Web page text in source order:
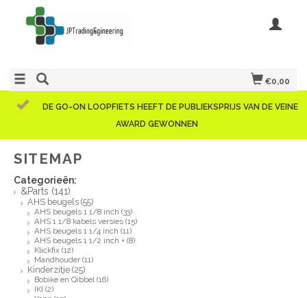
€0,00
DE GO-ON LOOPFIETS HEEFT DE PUBLIEKSPRIJS VAN DE VEINE
AWARD GEWONNEN
SITEMAP
Categorieën:
&Parts (141)
AHS beugels (55)
AHS beugels 1 1/8 inch (33)
AHS 1 1/8 kabels versies (15)
AHS beugels 1 1/4 inch (11)
AHS beugels 1 1/2 inch + (8)
Klickfix (12)
Mandhouder (11)
Kinderzitje (25)
Bobike en Qibbel(16)
IKI (2)